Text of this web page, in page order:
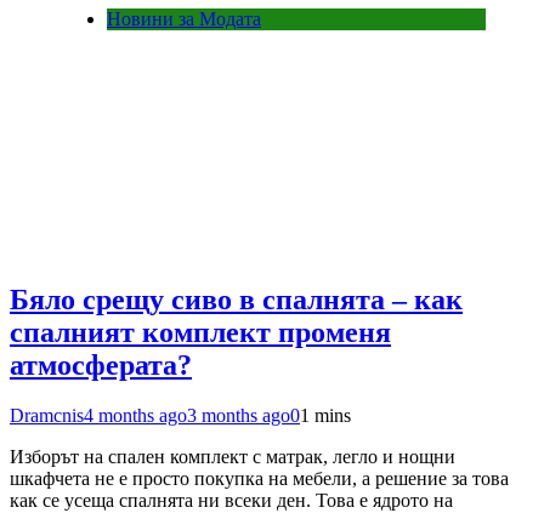
Новини за Модата
Бяло срещу сиво в спалнята – как
спалният комплект променя
атмосферата?
Dramcnis4 months ago3 months ago01 mins
Изборът на спален комплект с матрак, легло и нощни
шкафчета не е просто покупка на мебели, а решение за това
как се усеща спалнята ни всеки ден. Това е ядрото на